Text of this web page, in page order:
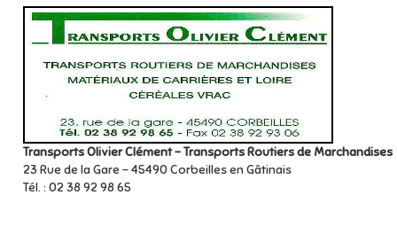
Transports Olivier Clément – Transports Routiers de Marchandises
23 Rue de la Gare – 45490 Corbeilles en Gâtinais
Tél. : 02 38 92 98 65